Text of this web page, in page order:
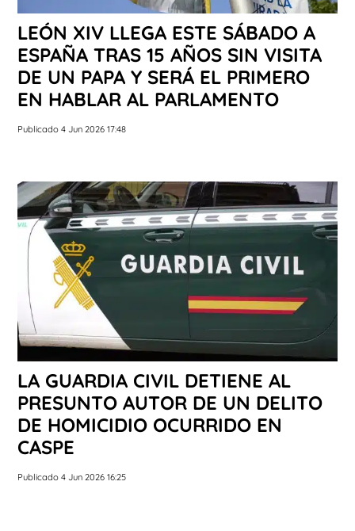
LEÓN XIV LLEGA ESTE SÁBADO A
ESPAÑA TRAS 15 AÑOS SIN VISITA
DE UN PAPA Y SERÁ EL PRIMERO
EN HABLAR AL PARLAMENTO
Publicado 4 Jun 2026 17:48
LA GUARDIA CIVIL DETIENE AL
PRESUNTO AUTOR DE UN DELITO
DE HOMICIDIO OCURRIDO EN
CASPE
Publicado 4 Jun 2026 16:25